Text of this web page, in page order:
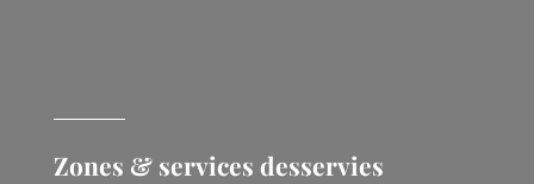
Zones & services desservies